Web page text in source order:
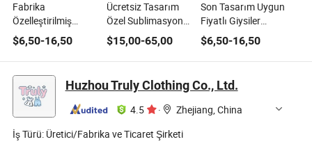
Fabrika
Özelleştirilmiş
Sublimasyon Erkek
Spor Softbol Giysi
Üniforması Düğmeli
Polyester Beyzbol
Forması Pantolon
Erkekler Kadınlar
Çocuklar için Takım
Logosu ile
$6,50-16,50
Ücretsiz Tasarım
Özel Sublimasyon
Kızlar Poyraz
Takımı Kız
Çocukları Poyraz
$15,00-65,00
Son Tasarım Uygun
Fiyatlı Giysiler
Antrenman Kıyafeti
PRO Toledo Tigers
Çocuklar Çizgili
Forması Çin'den
$6,50-16,50
Huzhou Truly Clothing Co., Ltd.
4.5 ·
Zhejiang, China
İş Türü: Üretici/Fabrika ve Ticaret Şirketi